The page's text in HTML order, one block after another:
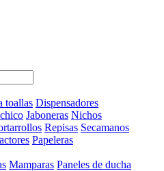
toallas Dispensadores
Jaboneras Nichos
Repisas Secamanos
Papeleras
Mamparas Paneles de ducha